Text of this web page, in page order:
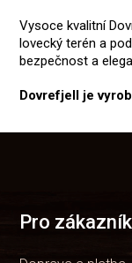
Vysoce kvalitní
lovecký terén a
bezpečnost a
Dovrefjell je
Pro